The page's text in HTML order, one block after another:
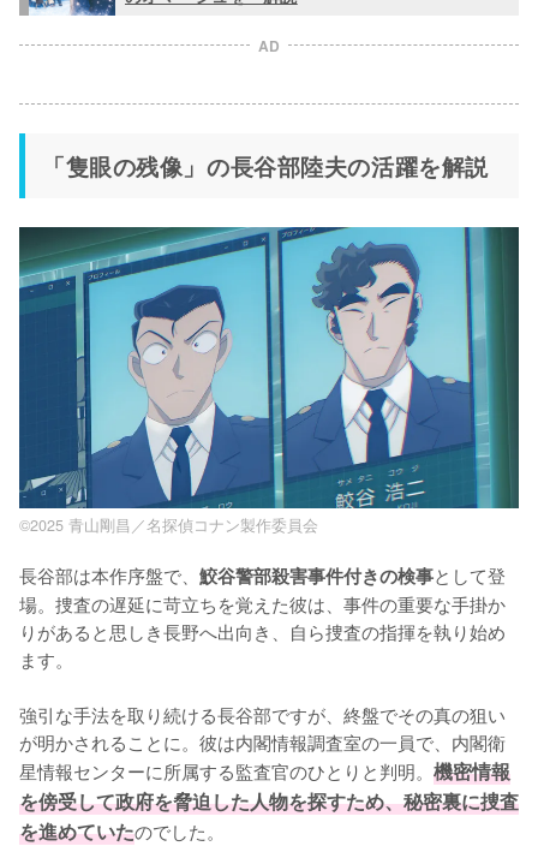
AD
「隻眼の残像」の長谷部陸夫の活躍を解説
©2025 青山剛昌／名探偵コナン製作委員会
長谷部は本作序盤で、 鮫谷警部殺害事件付きの検事として登
場。捜査の遅延に苛立ちを覚えた彼は、事件の重要な手掛か
りがあると思しき長野へ出向き、自ら捜査の指揮を執り始め
ます。
強引な手法を取り続ける長谷部ですが、終盤でその真の狙い
が明かされることに。彼は内閣情報調査室の一員で、内閣衛
星情報センターに所属する監査官のひとりと判明。 機密情報
を傍受して政府を脅迫した人物を探すため、秘密裏に捜査
を進めていたのでした。